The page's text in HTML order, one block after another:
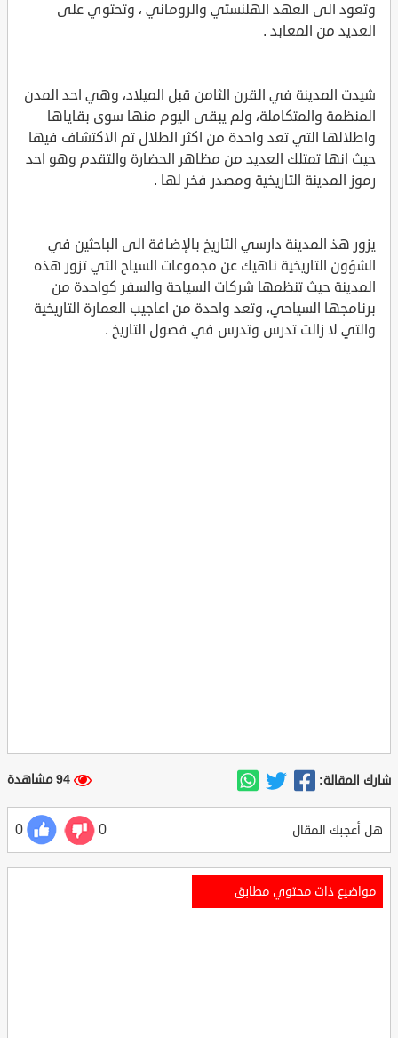
وتعود الى العهد الهلنستي والروماني ، وتحتوي على
العديد من المعابد .
شيدت المدينة في القرن الثامن قبل الميلاد، وهي احد المدن
المنظمة والمتكاملة، ولم يبقى اليوم منها سوى بقاياها
واطلالها التي تعد واحدة من اكثر الطلال تم الاكتشاف فيها
حيث انها تمتلك العديد من مظاهر الحضارة والتقدم وهو احد
رموز المدينة التاريخية ومصدر فخر لها .
يزور هذ المدينة دارسي التاريخ بالإضافة الى الباحثين في
الشؤون التاريخية ناهيك عن مجموعات السياح التي تزور هذه
المدينة حيث تنظمها شركات السياحة والسفر كواحدة من
برنامجها السياحي، وتعد واحدة من اعاجيب العمارة التاريخية
والتي لا زالت تدرس وتدرس في فصول التاريخ .
شارك المقالة: 94 مشاهدة
هل أعجبك المقال 0
0
مواضيع ذات محتوي مطابق